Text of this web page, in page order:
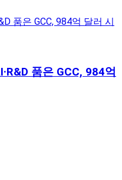
품은 GCC, 984억